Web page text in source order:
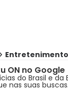
Entretenimento
ON no Google
do Brasil e da
nas suas buscas.